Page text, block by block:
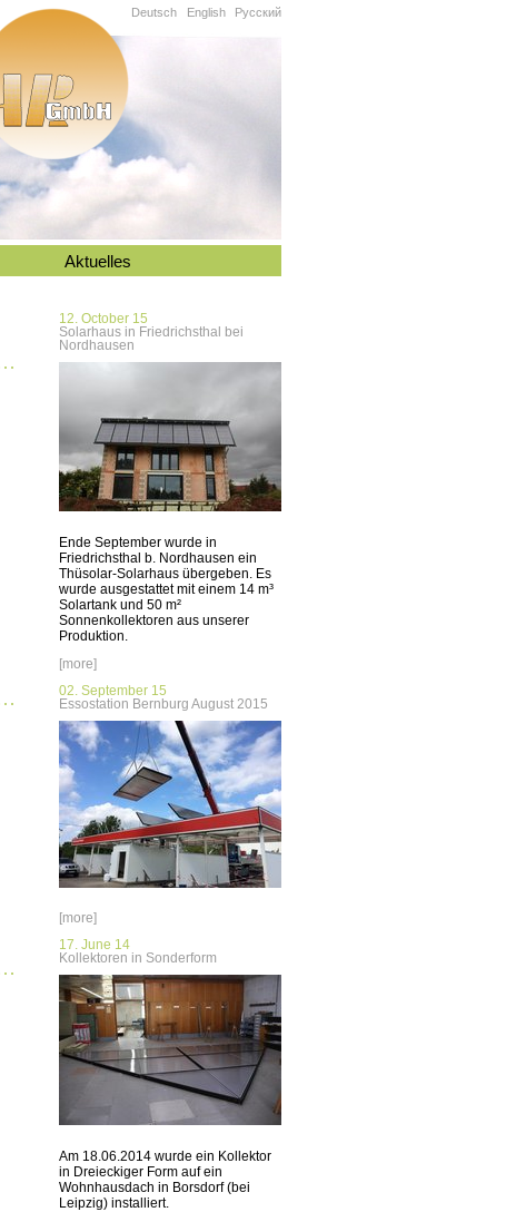
12. October 15
Solarhaus in Friedrichsthal bei
Nordhausen
Ende September wurde in
Friedrichsthal b. Nordhausen ein
Thüsolar-Solarhaus übergeben. Es
wurde ausgestattet mit einem 14 m³
Solartank und 50 m²
Sonnenkollektoren aus unserer
Produktion.
[more]
02. September 15
Essostation Bernburg August 2015
[more]
17. June 14
Kollektoren in Sonderform
Am 18.06.2014 wurde ein Kollektor
in Dreieckiger Form auf ein
Wohnhausdach in Borsdorf (bei
Leipzig) installiert.
Aktuelles
Deutsch English Русский